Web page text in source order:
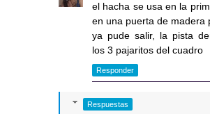
el hacha se usa en la
en una puerta de madera
ya pude salir, la pista
los 3 pajaritos del cuadro
Responder
Respuestas